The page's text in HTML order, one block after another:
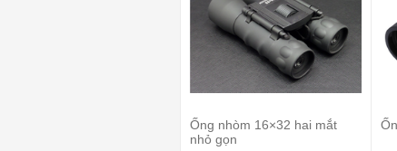
Ống nhòm 16×32 hai mắt
nhỏ gọn